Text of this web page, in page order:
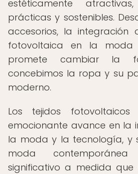
estéticamente
prácticas y sostenibles.
accesorios, la integración
fotovoltaica en la moda
promete cambiar la
concebimos la ropa y su
moderno.
Los tejidos fotovoltaicos
emocionante avance en la
la moda y la tecnología, y
moda
significativo a medida que